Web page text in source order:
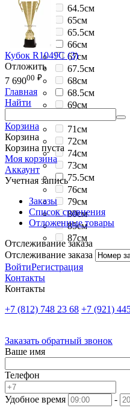
64.5см
65см
65.5см
66см
67см
67.5см
68см
68.5см
69см
71см
72см
74см
73см
75.5см
76см
79см
80см
85см
87см
Кубок R1049C (3)
Отложить
7 69000 ₽
Главная
Найти
Корзина
Корзина
Корзина пуста
Моя корзина
Аккаунт
Учетная запись
Заказы
Список сравнения
Отложенные товары
Отслеживание заказа
Отслеживание заказа
ВойтиРегистрация
Контакты
Контакты
+7 (812) 748 23 68 +7 (921)
Заказать обратный звонок
Ваше имя
Телефон
Удобное время
-